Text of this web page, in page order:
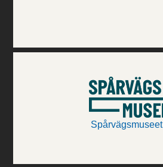
Spårvägsmuseet